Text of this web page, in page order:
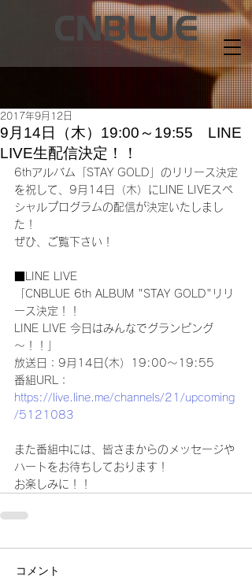
9月14日（木）19:00～19:55 LINE
LIVE生配信決定！！
2017年9月12日
6thアルバム「STAY GOLD」のリリース決定
を祝して、9月14日（木）にLINE LIVEスペ
シャルプログラムの配信が決定いたしまし
た！
ぜひ、ご覧下さい！
■LINE LIVE
「CNBLUE 6th ALBUM "STAY GOLD"リリ
ース決定！！
LINE LIVE 今日はみんなでグランピング
～！！」
放送日：9月14日(木）19:00～19:55
番組URL：
https://live.line.me/channels/21/upcoming
/5121083
また番組中には、皆さまからのメッセージや
ハートをお待ちしております！
お楽しみに！！
コメント